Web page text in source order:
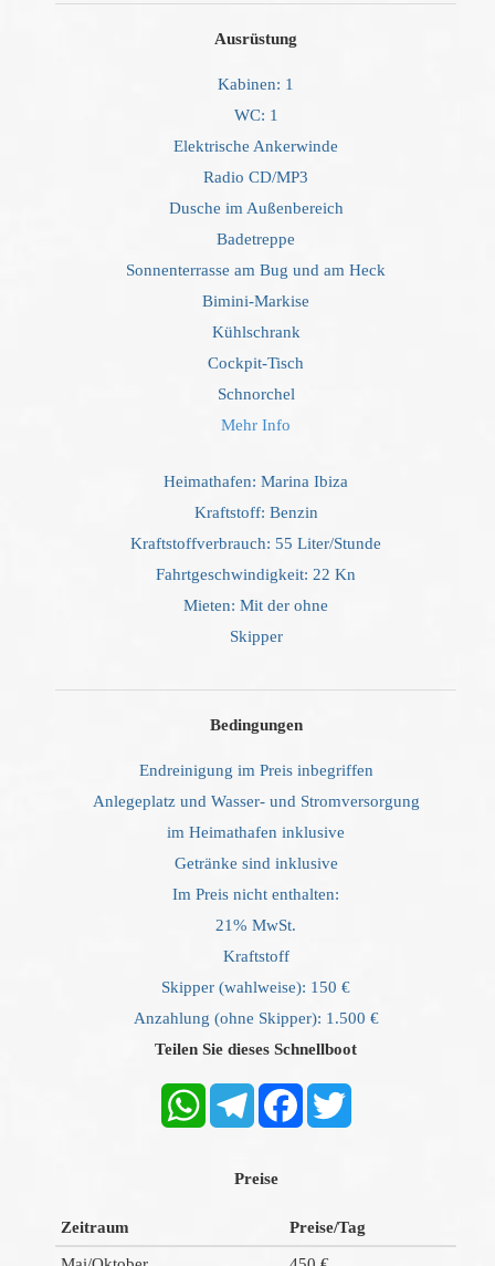
Ausrüstung
Kabinen: 1
WC: 1
Elektrische Ankerwinde
Radio CD/MP3
Dusche im Außenbereich
Badetreppe
Sonnenterrasse am Bug und am Heck
Bimini-Markise
Kühlschrank
Cockpit-Tisch
Schnorchel
Mehr Info
Heimathafen: Marina Ibiza
Kraftstoff: Benzin
Kraftstoffverbrauch: 55 Liter/Stunde
Fahrtgeschwindigkeit: 22 Kn
Mieten: Mit der ohne
Skipper
Bedingungen
Endreinigung im Preis inbegriffen
Anlegeplatz und Wasser- und Stromversorgung
im Heimathafen inklusive
Getränke sind inklusive
Im Preis nicht enthalten:
21% MwSt.
Kraftstoff
Skipper (wahlweise): 150 €
Anzahlung (ohne Skipper): 1.500 €
Teilen Sie dieses Schnellboot
WhatsAppTelegramFacebookTwitter
Preise
Zeitraum Preise/Tag